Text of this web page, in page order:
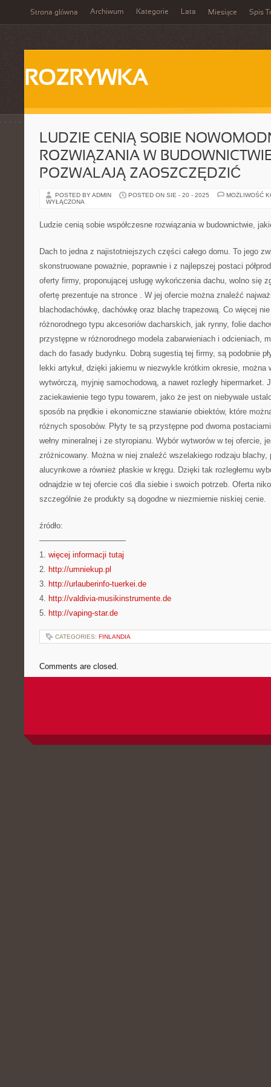
Strona główna Archiwum Kategorie Lata Miesiące Spis
ROZRYWKA
LUDZIE CENIĄ SOBIE
ROZWIĄZANIA W
POZWALAJĄ ZAOSZCZĘDZIĆ
POSTED BY ADMIN POSTED ON SIE - 20 - 2025
MOŻLIWOŚĆ
WYŁĄCZONA
Ludzie cenią sobie współczesne rozwiązania w budownictwie,
Dach to jedna z najistotniejszych części całego domu. To jego
skonstruowane poważnie, poprawnie i z najlepszej postaci
oferty firmy, proponującej usługę wykończenia dachu, wolno się
ofertę prezentuje na stronce . W jej ofercie można znaleźć
blachodachówkę, dachówkę oraz blachę trapezową. Co więcej
różnorodnego typu akcesoriów dacharskich, jak rynny, folie
przystępne w różnorodnego modela zabarwieniach i odcieniach,
dach do fasady budynku. Dobrą sugestią tej firmy, są podobnie
lekki artykuł, dzięki jakiemu w niezwykle krótkim okresie, można
wytwórczą, myjnię samochodową, a nawet rozległy hipermarket.
zaciekawienie tego typu towarem, jako że jest on niebywale
sposób na prędkie i ekonomiczne stawianie obiektów, które
różnych sposobów. Płyty te są przystępne pod dwoma
wełny mineralnej i ze styropianu. Wybór wytworów w tej ofercie,
zróżnicowany. Można w niej znaleźć wszelakiego rodzaju blachy,
alucynkowe a również płaskie w kręgu. Dzięki tak rozległemu
odnajdzie w tej ofercie coś dla siebie i swoich potrzeb. Oferta
szczególnie że produkty są dogodne w niezmiernie niskiej cenie.
źródło:
———————————
1. więcej informacji tutaj
2. http://umniekup.pl
3. http://urlauberinfo-tuerkei.de
4. http://valdivia-musikinstrumente.de
5. http://vaping-star.de
CATEGORIES: FINLANDIA
Comments are closed.